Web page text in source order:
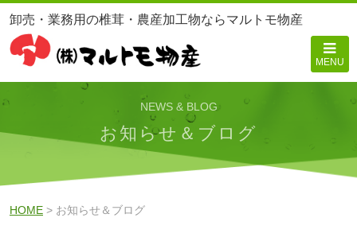
卸売・業務用の椎茸・農産加工物ならマルトモ物産
MENU
NEWS & BLOG
お知らせ＆ブログ
HOME > お知らせ＆ブログ